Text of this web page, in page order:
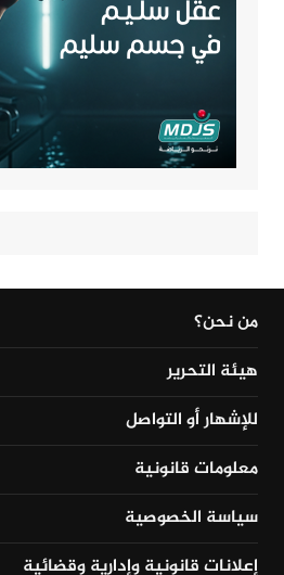
من نحن؟
هيئة التحرير
للإشهار أو التواصل
معلومات قانونية
سياسة الخصوصية
إعلانات قانونية وإدارية وقضائية